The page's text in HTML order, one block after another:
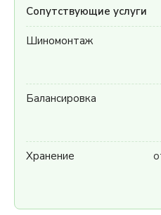
Сопутствующие услуги
Шиномонтаж
Балансировка
Хранение